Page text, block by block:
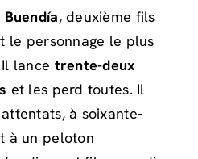
, deuxième fils
le personnage le plus
lance trente-deux
et les perd toutes. Il
à soixante-
à un peloton